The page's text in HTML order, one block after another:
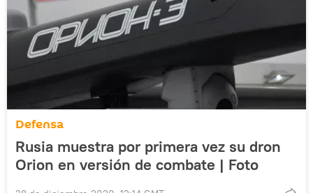
Defensa
Rusia muestra por primera vez su dron
Orion en versión de combate | Foto